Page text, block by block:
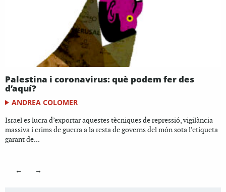
Palestina i coronavirus: què podem fer des
d’aquí?
ANDREA COLOMER
Israel es lucra d’exportar aquestes tècniques de repressió, vigilància
massiva i crims de guerra a la resta de governs del món sota l’etiqueta
garant de...
← →